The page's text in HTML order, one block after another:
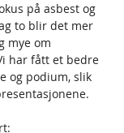
på asbest og
to blir det mer
mye om
har fått et bedre
og podium, slik